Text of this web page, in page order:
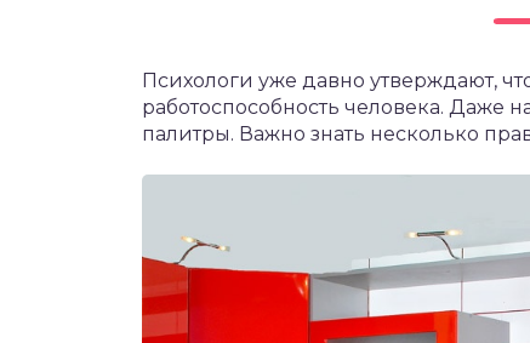
Психологи уже давно утверждают,
работоспособность человека. Даже
палитры. Важно знать несколько